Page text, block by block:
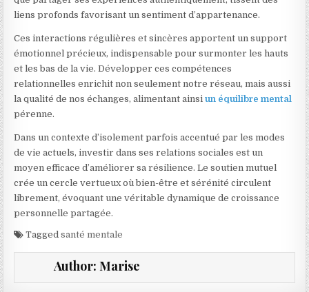
liens profonds favorisant un sentiment d’appartenance.
Ces interactions régulières et sincères apportent un support
émotionnel précieux, indispensable pour surmonter les hauts
et les bas de la vie. Développer ces compétences
relationnelles enrichit non seulement notre réseau, mais aussi
la qualité de nos échanges, alimentant ainsiun équilibre mental
pérenne.
Dans un contexte d’isolement parfois accentué par les modes
de vie actuels, investir dans ses relations sociales est un
moyen efficace d’améliorer sa résilience. Le soutien mutuel
crée un cercle vertueux où bien-être et sérénité circulent
librement, évoquant une véritable dynamique de croissance
personnelle partagée.
Taggedsanté mentale
Author: Marise